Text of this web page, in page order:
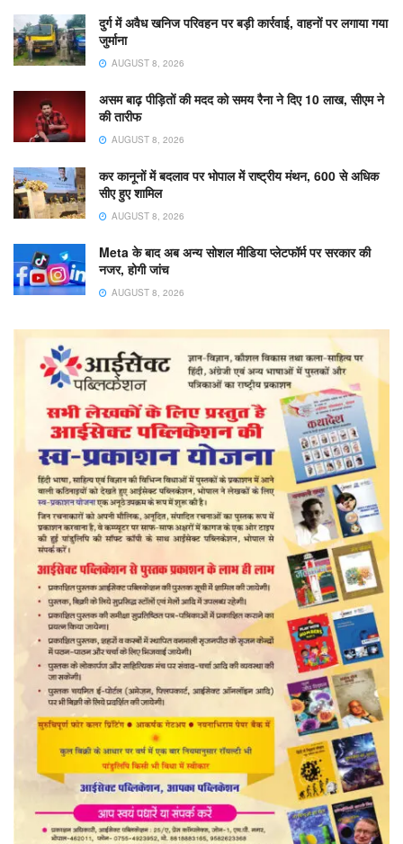
दुर्ग में अवैध खनिज परिवहन पर बड़ी कार्रवाई, वाहनों पर लगाया गया
जुर्माना
AUGUST 8, 2026
असम बाढ़ पीड़ितों की मदद को समय रैना ने दिए 10 लाख, सीएम ने
की तारीफ
AUGUST 8, 2026
कर कानूनों में बदलाव पर भोपाल में राष्ट्रीय मंथन, 600 से अधिक
सीए हुए शामिल
AUGUST 8, 2026
Meta के बाद अब अन्य सोशल मीडिया प्लेटफॉर्म पर सरकार की
नजर, होगी जांच
AUGUST 8, 2026